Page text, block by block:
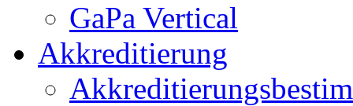
GaPa Vertical
Akkreditierung